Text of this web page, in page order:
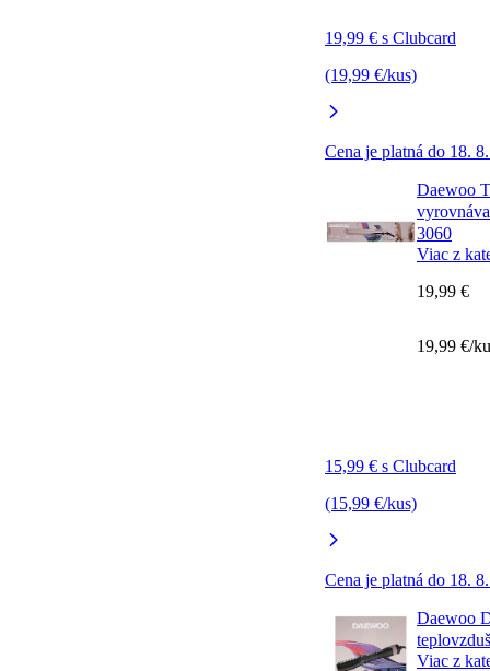
19,99 € s Clubcard
(19,99 €/kus)
Cena je platná do 18.
Daewoo
3060
Viac z
15,99 € s Clubcard
(15,99 €/kus)
Cena je platná do 18.
19,99 €
19,99 €/
Daewoo
Viac z